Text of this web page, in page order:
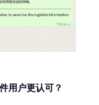
用户更认可？